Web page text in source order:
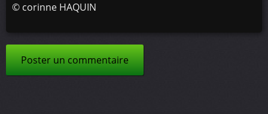
© corinne HAQUIN
Poster un commentaire